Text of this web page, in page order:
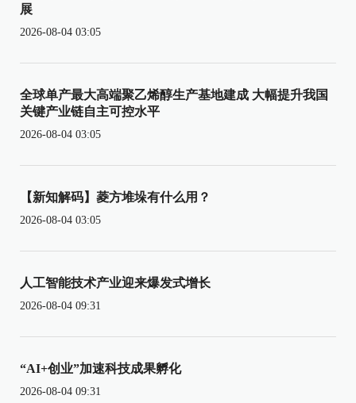
展
2026-08-04 03:05
全球单产最大高端聚乙烯醇生产基地建成 大幅提升我国
关键产业链自主可控水平
2026-08-04 03:05
【新知解码】菱方堆垛有什么用？
2026-08-04 03:05
人工智能技术产业迎来爆发式增长
2026-08-04 09:31
“AI+创业”加速科技成果孵化
2026-08-04 09:31